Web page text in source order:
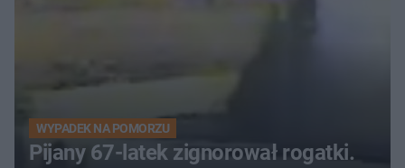
WYPADEK NA POMORZU
Pijany 67-latek zignorował rogatki.